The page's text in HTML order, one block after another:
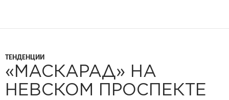
ТЕНДЕНЦИИ
«МАСКАРАД» НА
НЕВСКОМ ПРОСПЕКТЕ